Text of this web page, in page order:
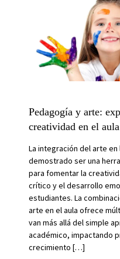
Pedagogía y arte:
creatividad en el aula
La integración del arte en
demostrado ser una
para fomentar la
crítico y el desarrollo
estudiantes. La
arte en el aula ofrece
van más allá del simple
académico, impactando
crecimiento […]